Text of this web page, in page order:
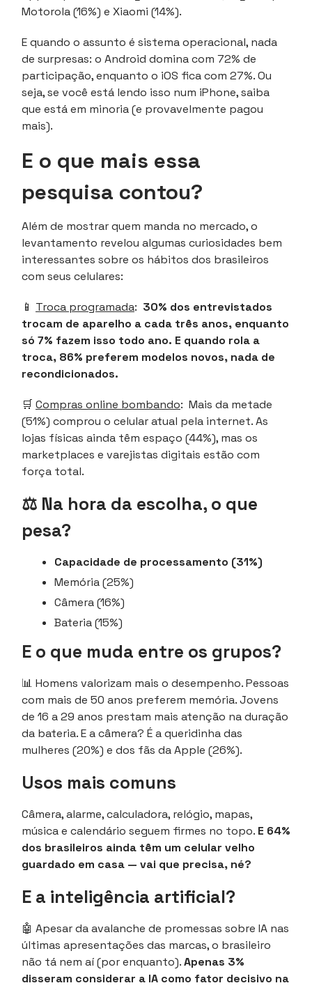
Motorola (16%) e Xiaomi (14%).
E quando o assunto é sistema operacional, nada
de surpresas: o Android domina com 72% de
participação, enquanto o iOS fica com 27%. Ou
seja, se você está lendo isso num iPhone, saiba
que está em minoria (e provavelmente pagou
mais).
E o que mais essa
pesquisa contou?
Além de mostrar quem manda no mercado, o
levantamento revelou algumas curiosidades bem
interessantes sobre os hábitos dos brasileiros
com seus celulares:
📱 Troca programada: 30% dos entrevistados
trocam de aparelho a cada três anos, enquanto
só 7% fazem isso todo ano. E quando rola a
troca, 86% preferem modelos novos, nada de
recondicionados.
🛒 Compras online bombando: Mais da metade
(51%) comprou o celular atual pela internet. As
lojas físicas ainda têm espaço (44%), mas os
marketplaces e varejistas digitais estão com
força total.
⚖️ Na hora da escolha, o que
pesa?
Capacidade de processamento (31%)
Memória (25%)
Câmera (16%)
Bateria (15%)
E o que muda entre os grupos?
📊 Homens valorizam mais o desempenho. Pessoas
com mais de 50 anos preferem memória. Jovens
de 16 a 29 anos prestam mais atenção na duração
da bateria. E a câmera? É a queridinha das
mulheres (20%) e dos fãs da Apple (26%).
Usos mais comuns
Câmera, alarme, calculadora, relógio, mapas,
música e calendário seguem firmes no topo. E 64%
dos brasileiros ainda têm um celular velho
guardado em casa — vai que precisa, né?
E a inteligência artificial?
🤖 Apesar da avalanche de promessas sobre IA nas
últimas apresentações das marcas, o brasileiro
não tá nem aí (por enquanto).Apenas 3%
disseram considerar a IA como fator decisivo na